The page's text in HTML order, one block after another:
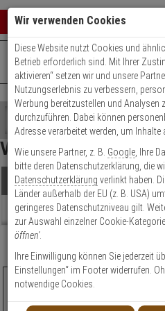
Warenkorb
0 ARTIKEL
Ihr
Ergebnisse
Preis Filter (
€
Bildauflösung
Shop
durchsuchen
Bitte
geben
Sie
mindestens
3
Zeichen
ein,
um
Suche
Es
wurde
noch
Kategorien
Suche
gestartet
+49 (0)821 899 493-0Mo. - Do.:
Vivotek Smart Stream
VIVOTEK FD9391-EHTV-v2 IP-
Wir verwenden Cookies
Diese Website nutzt Cookies und
Betrieb erforderlich sind. Mit Ihrer
aktivieren“ setzen wir und unsere
Nutzungserlebnis zu verbessern,
Werbung bereitzustellen und Analysen
durchzuführen. Dabei können
Adresse verarbeitet werden, um Inhalte
Wie unsere Partner, z. B. Google , Ihre
bitte deren Datenschutzerklärung, die
Datenschutzerklärung verlinkt haben.
Länder außerhalb der EU (z. B. USA)
geringeres Datenschutzniveau gilt.
zur Auswahl einzelner Cookie-
öffnen'.
Ihre Einwilligung können Sie jederzeit
Einstellungen“ im Footer widerrufen.
notwendige Cookies.